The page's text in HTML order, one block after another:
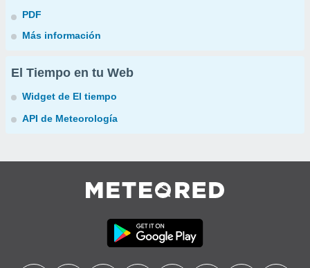
PDF
Más información
El Tiempo en tu Web
Widget de El tiempo
API de Meteorología